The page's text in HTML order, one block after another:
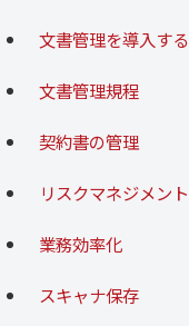
文書管理を導入する
文書管理規程
契約書の管理
リスクマネジメント
業務効率化
スキャナ保存